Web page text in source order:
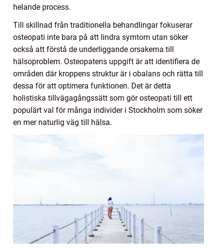
helande process.
Till skillnad från traditionella behandlingar fokuserar
osteopati inte bara på att lindra symtom utan söker
också att förstå de underliggande orsakerna till
hälsoproblem. Osteopatens uppgift är att identifiera de
områden där kroppens struktur är i obalans och rätta till
dessa för att optimera funktionen. Det är detta
holistiska tillvägagångssätt som gör osteopati till ett
populärt val för många individer i Stockholm som söker
en mer naturlig väg till hälsa.